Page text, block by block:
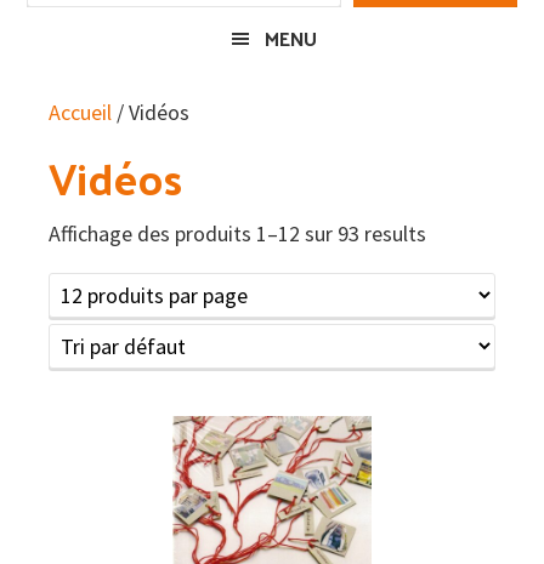
MENU
Accueil / Vidéos
Vidéos
Affichage des produits 1–12 sur 93 results